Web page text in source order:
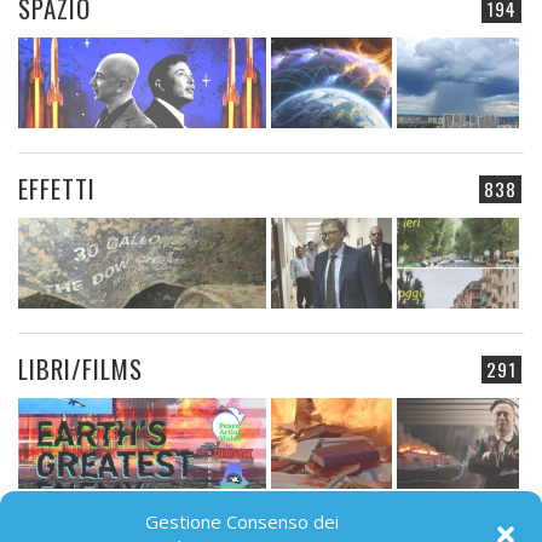
Gestione Consenso dei
194
SPAZIO
838
EFFETTI
291
LIBRI/FILMS